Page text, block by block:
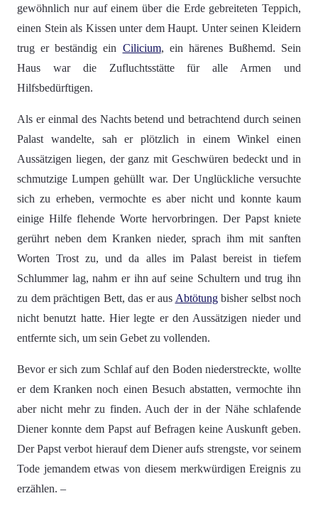
gewöhnlich nur auf einem über die Erde gebreiteten Teppich,
einen Stein als Kissen unter dem Haupt. Unter seinen Kleidern
trug er beständig ein Cilicium, ein härenes Bußhemd. Sein
Haus war die Zufluchtsstätte für alle Armen und
Hilfsbedürftigen.
Als er einmal des Nachts betend und betrachtend durch seinen
Palast wandelte, sah er plötzlich in einem Winkel einen
Aussätzigen liegen, der ganz mit Geschwüren bedeckt und in
schmutzige Lumpen gehüllt war. Der Unglückliche versuchte
sich zu erheben, vermochte es aber nicht und konnte kaum
einige Hilfe flehende Worte hervorbringen. Der Papst kniete
gerührt neben dem Kranken nieder, sprach ihm mit sanften
Worten Trost zu, und da alles im Palast bereist in tiefem
Schlummer lag, nahm er ihn auf seine Schultern und trug ihn
zu dem prächtigen Bett, das er aus Abtötungbisher selbst noch
nicht benutzt hatte. Hier legte er den Aussätzigen nieder und
entfernte sich, um sein Gebet zu vollenden.
Bevor er sich zum Schlaf auf den Boden niederstreckte, wollte
er dem Kranken noch einen Besuch abstatten, vermochte ihn
aber nicht mehr zu finden. Auch der in der Nähe schlafende
Diener konnte dem Papst auf Befragen keine Auskunft geben.
Der Papst verbot hierauf dem Diener aufs strengste, vor seinem
Tode jemandem etwas von diesem merkwürdigen Ereignis zu
erzählen. –